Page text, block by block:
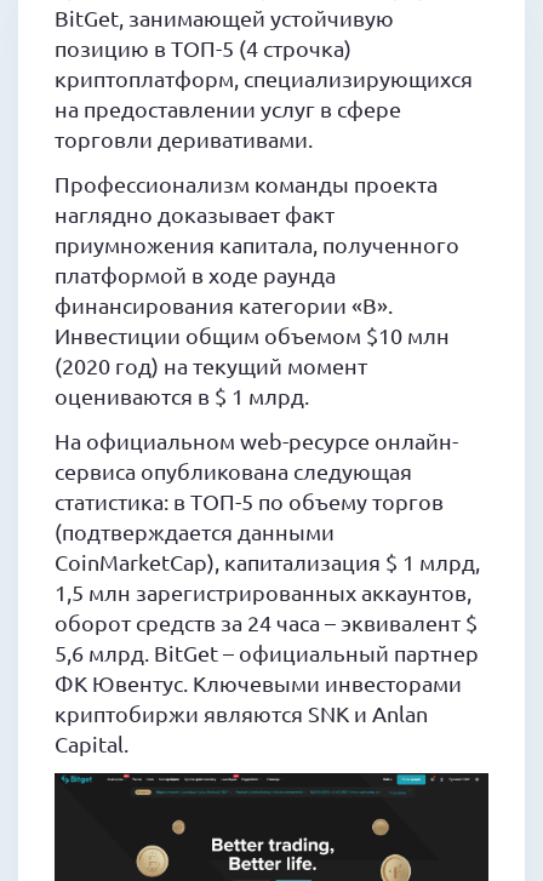
BitGet, занимающей устойчивую
позицию в ТОП-5 (4 строчка)
криптоплатформ, специализирующихся
на предоставлении услуг в сфере
торговли деривативами.
Профессионализм команды проекта
наглядно доказывает факт
приумножения капитала, полученного
платформой в ходе раунда
финансирования категории «B».
Инвестиции общим объемом $10 млн
(2020 год) на текущий момент
оцениваются в $ 1 млрд.
На официальном web-ресурсе онлайн-
сервиса опубликована следующая
статистика: в ТОП-5 по объему торгов
(подтверждается данными
CoinMarketCap), капитализация $ 1 млрд,
1,5 млн зарегистрированных аккаунтов,
оборот средств за 24 часа – эквивалент $
5,6 млрд. BitGet – официальный партнер
ФК Ювентус. Ключевыми инвесторами
криптобиржи являются SNK и Anlan
Capital.